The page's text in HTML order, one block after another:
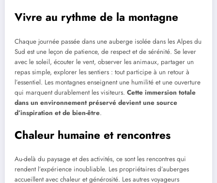
Vivre au rythme de la montagne
Chaque journée passée dans une auberge isolée dans les Alpes du
Sud est une leçon de patience, de respect et de sérénité. Se lever
avec le soleil, écouter le vent, observer les animaux, partager un
repas simple, explorer les sentiers : tout participe à un retour à
l’essentiel. Les montagnes enseignent une humilité et une ouverture
qui marquent durablement les visiteurs. Cette immersion totale
dans un environnement préservé devient une source
d’inspiration et de bien-être.
Chaleur humaine et rencontres
Au-delà du paysage et des activités, ce sont les rencontres qui
rendent l’expérience inoubliable. Les propriétaires d’auberges
accueillent avec chaleur et générosité. Les autres voyageurs